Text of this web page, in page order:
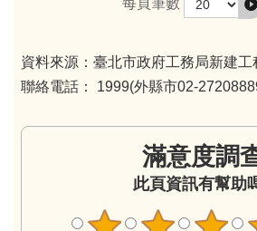
每頁筆數
資料來源：臺北市政府工務局新建工
聯絡電話： 1999(外縣市02-
滿意度調
此頁資訊有幫助